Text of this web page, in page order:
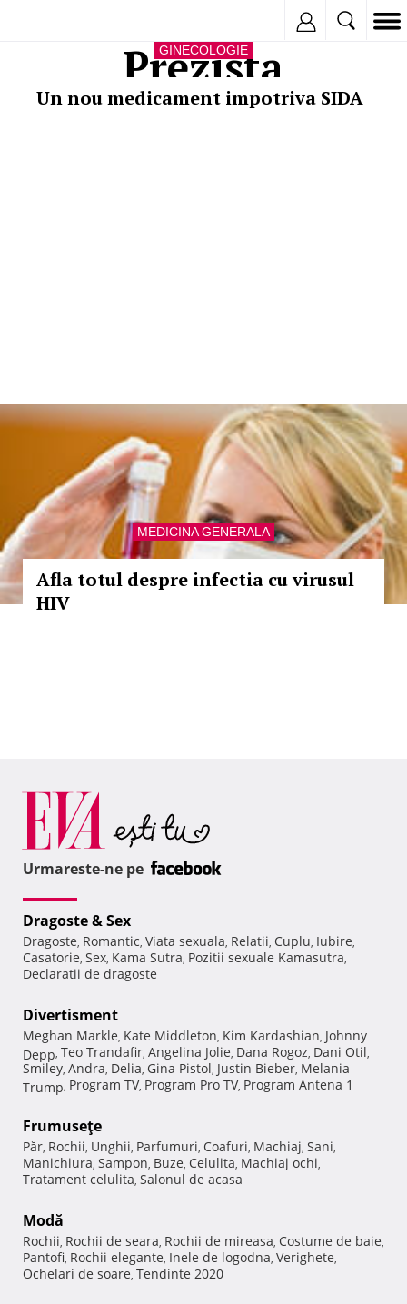
Prezista
GINECOLOGIE
Un nou medicament impotriva SIDA
MEDICINA GENERALA
Afla totul despre infectia cu virusul
HIV
Urmareste-ne pe
Dragoste & Sex
Dragoste, Romantic, Viata sexuala, Relatii, Cuplu, Iubire,
Casatorie, Sex, Kama Sutra, Pozitii sexuale Kamasutra,
Declaratii de dragoste
Divertisment
Meghan Markle, Kate Middleton, Kim Kardashian, Johnny
Depp, Teo Trandafir, Angelina Jolie, Dana Rogoz, Dani Otil,
Smiley, Andra, Delia, Gina Pistol, Justin Bieber, Melania
Trump, Program TV, Program Pro TV, Program Antena 1
Frumuseţe
Păr, Rochii, Unghii, Parfumuri, Coafuri, Machiaj, Sani,
Manichiura, Sampon, Buze, Celulita, Machiaj ochi,
Tratament celulita, Salonul de acasa
Modă
Rochii, Rochii de seara, Rochii de mireasa, Costume de baie,
Pantofi, Rochii elegante, Inele de logodna, Verighete,
Ochelari de soare, Tendinte 2020